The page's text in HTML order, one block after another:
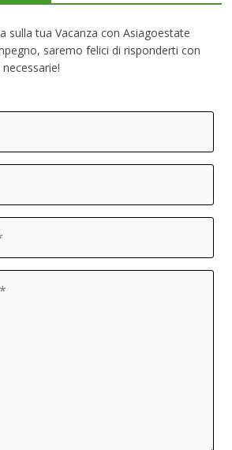
sulla tua Vacanza con Asiagoestate
saremo felici di risponderti con